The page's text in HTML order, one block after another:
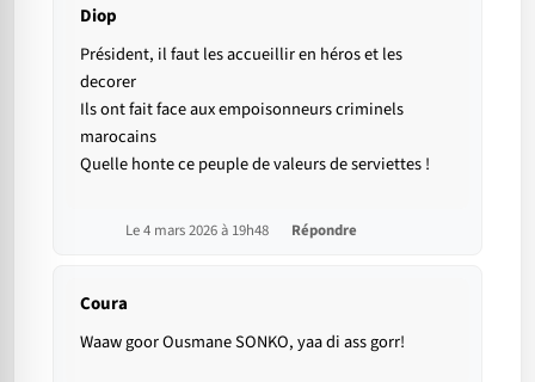
Diop
Président, il faut les accueillir en héros et les
decorer
Ils ont fait face aux empoisonneurs criminels
marocains
Quelle honte ce peuple de valeurs de serviettes !
Le 4 mars 2026 à 19h48 Répondre
Coura
Waaw goor Ousmane SONKO, yaa di ass gorr!